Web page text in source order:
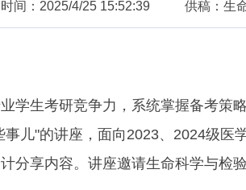
时间：2025/4/25 15:52:39 供稿：生
学生考研竞争力，系统掌握备考策
事儿"的讲座，面向2023、2024级
分享内容。讲座邀请生命科学与检